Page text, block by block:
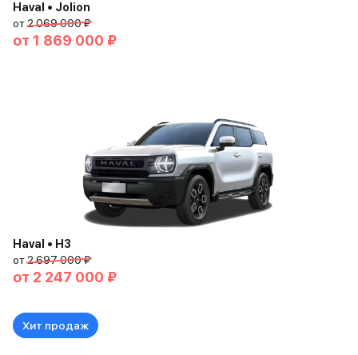
Haval • Jolion
от2 069 000 ₽
от 1 869 000 ₽
Haval • H3
от2 697 000 ₽
от 2 247 000 ₽
Хит продаж